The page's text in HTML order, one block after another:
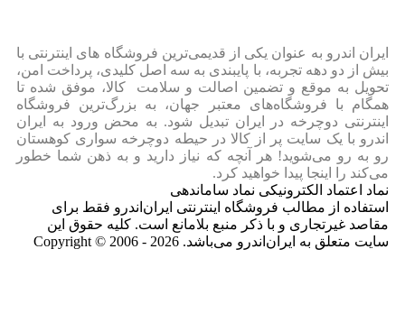
ایران‌ اندرو به عنوان یکی از قدیمی‌ترین فروشگاه های اینترنتی با
بیش از دو دهه تجربه، با پایبندی به سه اصل کلیدی، پرداخت امن،
تحویل به موقع و تضمین اصالت و سلامت کالا، موفق شده تا
همگام با فروشگاه‌های معتبر جهان، به بزرگ‌ترین فروشگاه
اینترنتی دوچرخه در ایران تبدیل شود. به محض ورود به ایران‌
اندرو با یک سایت پر از کالا در حیطه دوچرخه سواری کوهستان
رو به رو می‌شوید! هر آنچه که نیاز دارید و به ذهن شما خطور
می‌کند را اینجا پیدا خواهید کرد.
نماد اعتماد الکترونیکی نماد ساماندهی
استفاده از مطالب فروشگاه اینترنتی ایران‌اندرو فقط برای
مقاصد غیرتجاری و با ذکر منبع بلامانع است. کلیه حقوق این
سایت متعلق به ایران‌اندرو می‌باشد. Copyright © 2006 - 2026